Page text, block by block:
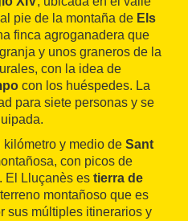
pie de la montaña de Els
finca agroganadera que
y unos graneros de la
con la idea de
con los huéspedes. La
para siete personas y se
y medio de Sant
con picos de
El Lluçanès es tierra de
montañoso que es
sus múltiples itinerarios y